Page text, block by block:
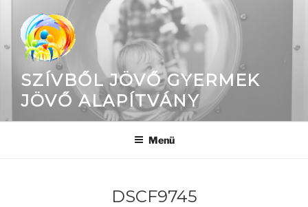
SZÍVBŐL JÖVŐ GYERMEK
JÖVŐ ALAPÍTVÁNY
Menü
DSCF9745